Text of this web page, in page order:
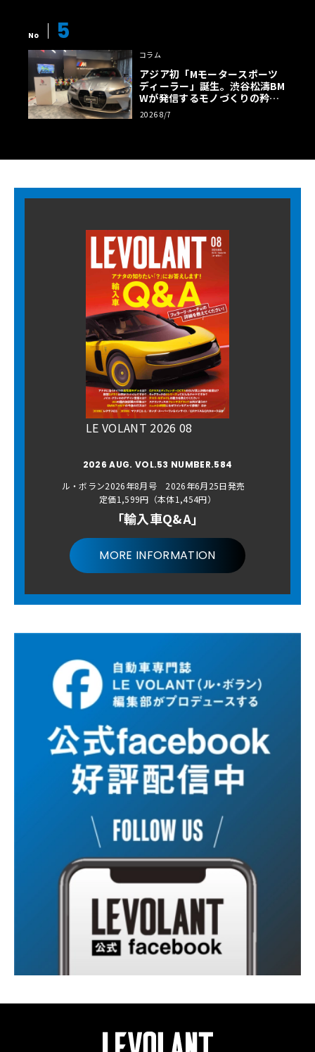
No 5
コラム
アジア初「Mモータースポーツ
ディーラー」誕生。渋谷松濤BM
Wが発信するモノづくりの矜持
【木下隆之コラム】
2026 8/7
LE VOLANT 2026 08
2026 AUG. VOL.53 NUMBER.584
ル・ボラン2026年8月号 2026年6月25日発売
定価1,599円（本体1,454円）
「輸入車Q&A」
MORE INFORMATION